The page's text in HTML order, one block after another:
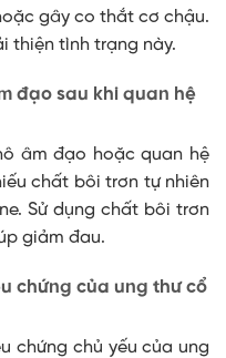
gây co thắt cơ chậu.
thiện tình trạng này.
đạo sau khi quan hệ
âm đạo hoặc quan hệ
chất bôi trơn tự nhiên
Sử dụng chất bôi trơn
giảm đau.
chứng của ung thư cổ
chứng chủ yếu của ung